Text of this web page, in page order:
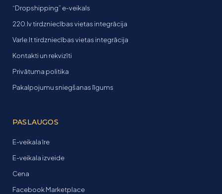
“Dropshipping” e-veikals
220.lv tirdzniecības vietas integrācija
Varle.lt tirdzniecības vietas integrācija
Kontakti un rekvizīti
Privātuma politika
Pakalpojumu sniegšanas līgums
PASLAUGOS
E-veikala īre
E-veikala izveide
Cena
Facebook Marketplace